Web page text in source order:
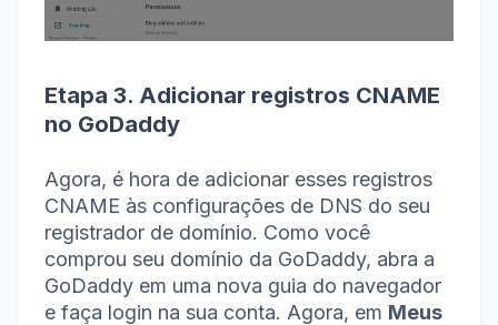
Etapa 3. Adicionar registros CNAME
no GoDaddy
Agora, é hora de adicionar esses registros
CNAME às configurações de DNS do seu
registrador de domínio. Como você
comprou seu domínio da GoDaddy, abra a
GoDaddy em uma nova guia do navegador
e faça login na sua conta. Agora, em Meus